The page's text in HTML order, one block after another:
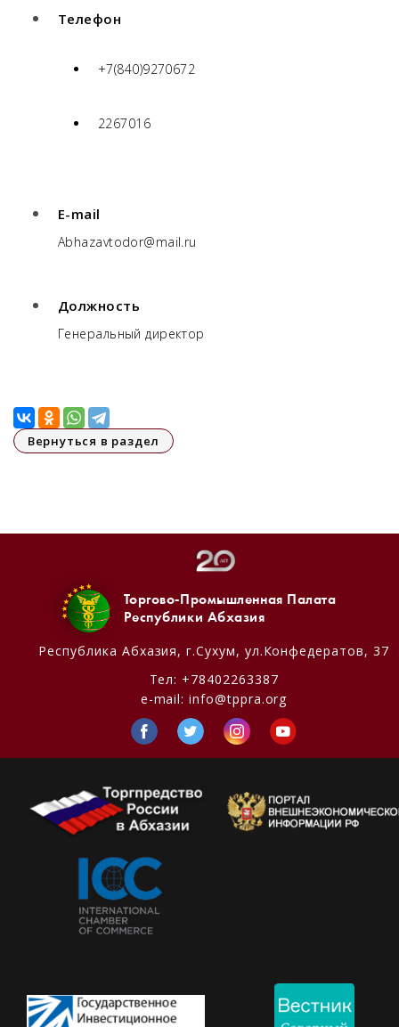
Телефон
+7(840)9270672
2267016
E-mail
Abhazavtodor@mail.ru
Должность
Генеральный директор
Вернуться в раздел
Торгово-Промышленная Палата
Республики Абхазия
Республика Абхазия, г.Сухум, ул.Конфедератов, 37
Тел: +78402263387
e-mail:info@tppra.org